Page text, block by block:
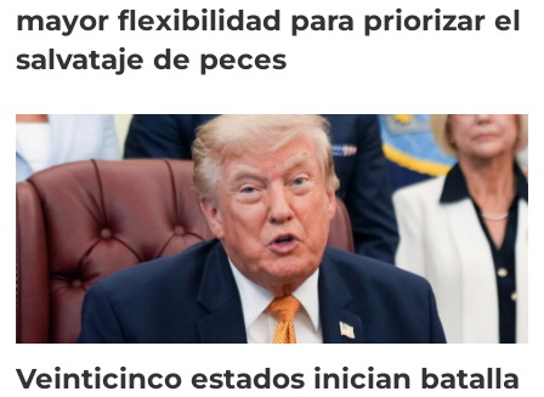
mayor flexibilidad para priorizar el
salvataje de peces
Veinticinco estados inician batalla